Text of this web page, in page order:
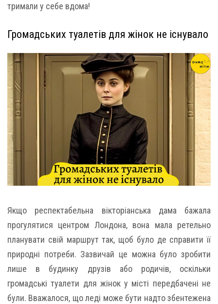
тримали у себе вдома!
Громадських туалетів для жінок не існувало
Якщо респектабельна вікторіанська дама бажала
прогулятися центром Лондона, вона мала ретельно
планувати свій маршрут так, щоб було де справити її
природні потреби. Зазвичай це можна було зробити
лише в будинку друзів або родичів, оскільки
громадські туалети для жінок у місті передбачені не
були. Вважалося, що леді може бути надто збентежена